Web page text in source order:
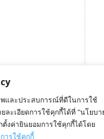
พและประสบการณ์ที่ดีในการใช้
ละเอียดการใช้คุกกี้ได้ที่ “นโยบา
ตั้งค่ายินยอมการใช้คุกกี้ได้โดย
ารใช้คุกกี้